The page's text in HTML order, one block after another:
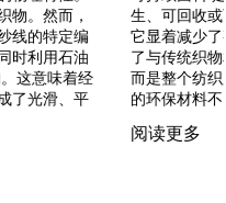
统的石油基和高污染纤维。
排放和化学污染，同时保持
持续面料不是一时的趋势，
衡的必要转型。 与过去小众